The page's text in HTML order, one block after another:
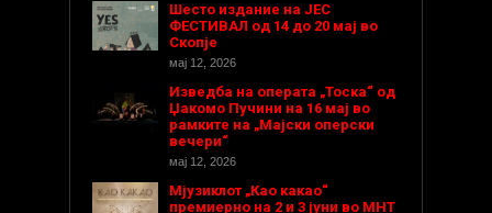
Шесто издание на ЈЕС
ФЕСТИВАЛ од 14 до 20 мај во
Скопје
мај 12, 2026
Изведба на операта „Тоска“ од
Џакомо Пучини на 16 мај во
рамките на „Мајски оперски
вечери“
мај 12, 2026
Мјузиклот „Као какао“
премиерно на 2 и 3 јуни во МНТ